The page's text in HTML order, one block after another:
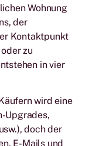
Wohnung
der
Kontaktpunkt
zu
in vier
wird eine
Upgrades,
doch der
E-Mails und